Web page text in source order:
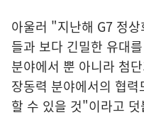
아울러 "지난해 G7 정
들과 보다 긴밀한 유대
분야에서 뿐 아니라 첨
장동력 분야에서의 협
할 수 있을 것"이라고 덧